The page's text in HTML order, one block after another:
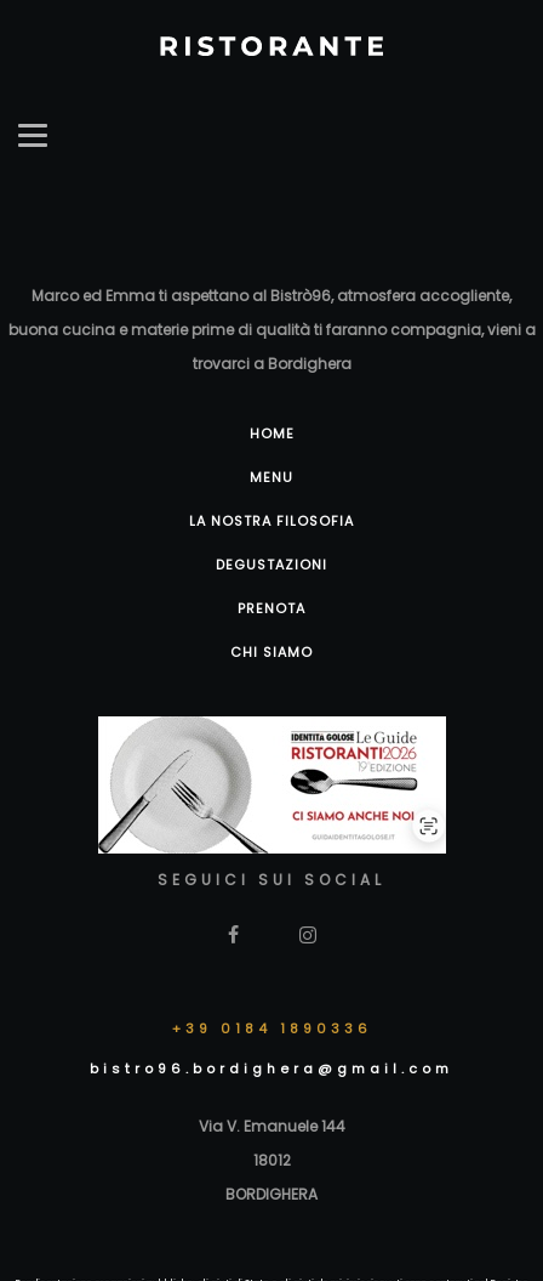
Marco ed Emma ti aspettano al Bistrò96, atmosfera accogliente,
buona cucina e materie prime di qualità ti faranno compagnia, vieni a
trovarci a Bordighera
HOME
MENU
LA NOSTRA FILOSOFIA
DEGUSTAZIONI
PRENOTA
CHI SIAMO
SEGUICI SUI SOCIAL
+39 0184 1890336
bistro96.bordighera@gmail.com
Via V. Emanuele 144
18012
BORDIGHERA